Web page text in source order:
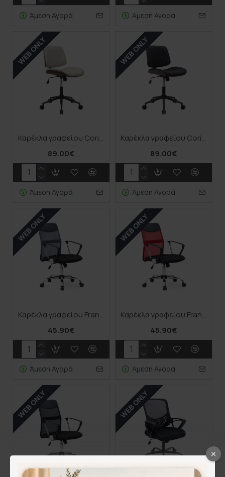
Άμεση Αγορά Άμεση Αγορά
WEB ONLY
Καρέκλα γραφείου Corina Megapap από τεχνόδερμα χρώμα ανοιχτό μπεζ 60x65x82/92εκ.
89.00€
Άμεση Αγορά
WEB ONLY
Καρέκλα γραφείου Corina Megapap από τεχνόδερμα χρώμα μαύρο 60x65x82/92εκ.
89.00€
Άμεση Αγορά
WEB ONLY
Καρέκλα γραφείου Franco Megapap με ύφασμα Mesh χρώμα γκρι - μαύρο 59x57x95/105εκ.
45.90€
Άμεση Αγορά
WEB ONLY
Καρέκλα γραφείου Franco Megapap με ύφασμα Mesh χρώμα κόκκινο - μαύρο 59x57x95/105εκ.
45.90€
Άμεση Αγορά
WEB ONLY WEB ONLY